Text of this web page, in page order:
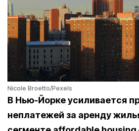
Nicole Broetto/Pexels
В Нью-Йорке усиливается
неплатежей за аренду